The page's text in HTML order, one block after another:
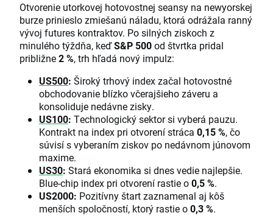
Otvorenie utorkovej hotovostnej seansy na newyorskej
burze prinieslo zmiešanú náladu, ktorá odrážala ranný
vývoj futures kontraktov. Po silných ziskoch z
minulého týždňa, keďS&P 500od štvrtka pridal
približne2 %, trh hľadá nový impulz:
US500: Široký trhový index začal hotovostné
obchodovanie blízko včerajšieho záveru a
konsoliduje nedávne zisky.
US100: Technologický sektor si vyberá pauzu.
Kontrakt na index pri otvorení stráca 0,15 %, čo
súvisí s vyberaním ziskov po nedávnom júnovom
maxime.
US30: Stará ekonomika si dnes vedie najlepšie.
Blue-chip index pri otvorení rastie o0,5 %.
US2000: Pozitívny štart zaznamenal aj kôš
menších spoločností, ktorý rastie o0,3 %.